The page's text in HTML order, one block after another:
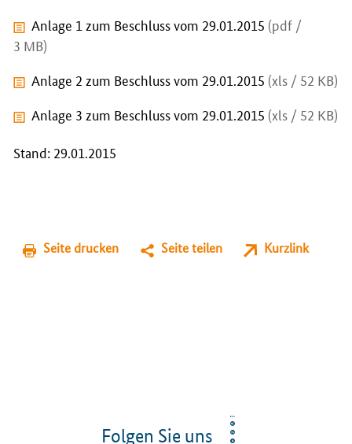
Anlage 1 zum Beschluss vom 29.01.2015 (pdf /
3 MB)
Anlage 2 zum Beschluss vom 29.01.2015 (xls / 52 KB)
Anlage 3 zum Beschluss vom 29.01.2015 (xls / 52 KB)
Stand: 29.01.2015
Seite drucken Seite teilen Kurzlink
Folgen Sie uns